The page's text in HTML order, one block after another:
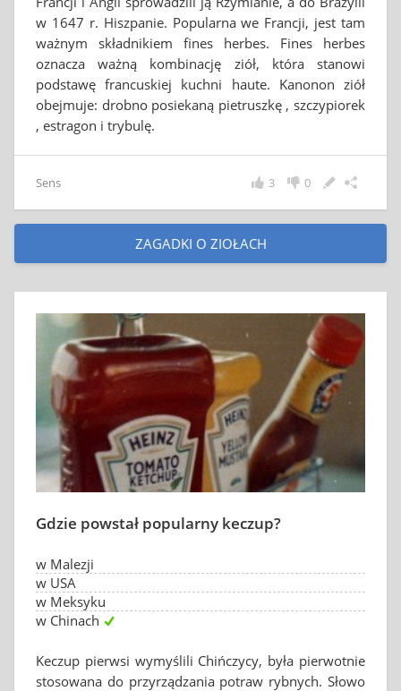
w 1647 r. Hiszpanie. Popularna we Francji, jest tam
ważnym składnikiem fines herbes. Fines herbes
oznacza ważną kombinację ziół, która stanowi
podstawę francuskiej kuchni haute. Kanonon ziół
obejmuje: drobno posiekaną pietruszkę , szczypiorek
, estragon i trybulę.
Sens 0
3
ZAGADKI O ZIOŁACH
Gdzie powstał popularny keczup?
w Malezji
w USA
w Meksyku
w Chinach
Keczup pierwsi wymyślili Chińczycy, była pierwotnie
stosowana do przyrządzania potraw rybnych. Słowo